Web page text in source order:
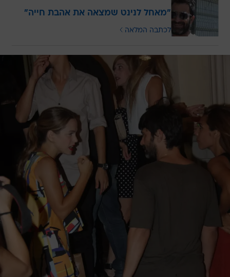
"מאחל לנינט שמצאה את אהבת חייה"
לכתבה המלאה